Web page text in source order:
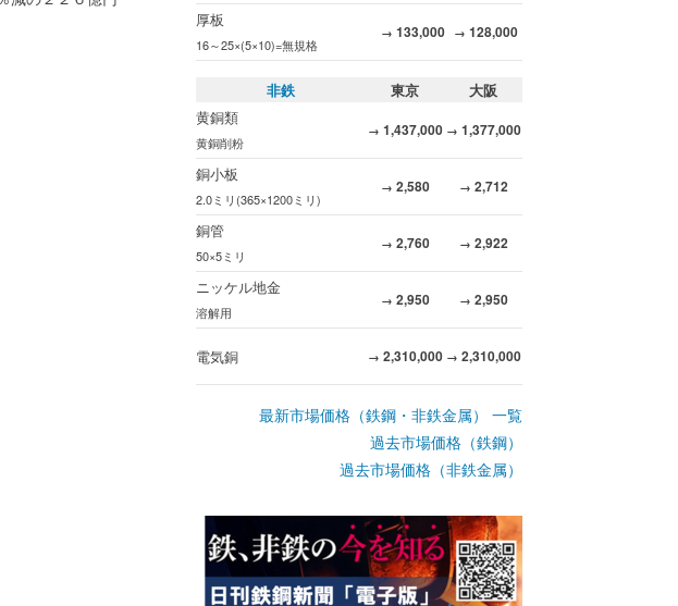
厚板
16～25×(5×10)=無規格
→ 133,000 → 128,000
非鉄 東京
大阪
黄銅類
黄銅削粉
→ 1,437,000 → 1,377,000
銅小板
2.0ミリ(365×1200ミリ)
→ 2,580 → 2,712
銅管
50×5ミリ
→ 2,760 → 2,922
ニッケル地金
溶解用
→ 2,950 → 2,950
電気銅 → 2,310,000 → 2,310,000
最新市場価格（鉄鋼・非鉄金属） 一覧
過去市場価格（鉄鋼）
過去市場価格（非鉄金属）